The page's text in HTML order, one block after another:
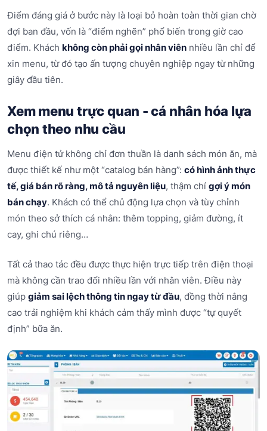
Điểm đáng giá ở bước này là loại bỏ hoàn toàn thời gian chờ
đợi ban đầu, vốn là “điểm nghẽn” phổ biến trong giờ cao
điểm. Khách không còn phải gọi nhân viên nhiều lần chỉ để
xin menu, từ đó tạo ấn tượng chuyên nghiệp ngay từ những
giây đầu tiên.
Xem menu trực quan - cá nhân hóa lựa
chọn theo nhu cầu
Menu điện tử không chỉ đơn thuần là danh sách món ăn, mà
được thiết kế như một “catalog bán hàng”: có hình ảnh thực
tế, giá bán rõ ràng, mô tả nguyên liệu, thậm chí gợi ý món
bán chạy. Khách có thể chủ động lựa chọn và tùy chỉnh
món theo sở thích cá nhân: thêm topping, giảm đường, ít
cay, ghi chú riêng…
Tất cả thao tác đều được thực hiện trực tiếp trên điện thoại
mà không cần trao đổi nhiều lần với nhân viên. Điều này
giúp giảm sai lệch thông tin ngay từ đầu, đồng thời nâng
cao trải nghiệm khi khách cảm thấy mình được “tự quyết
định” bữa ăn.